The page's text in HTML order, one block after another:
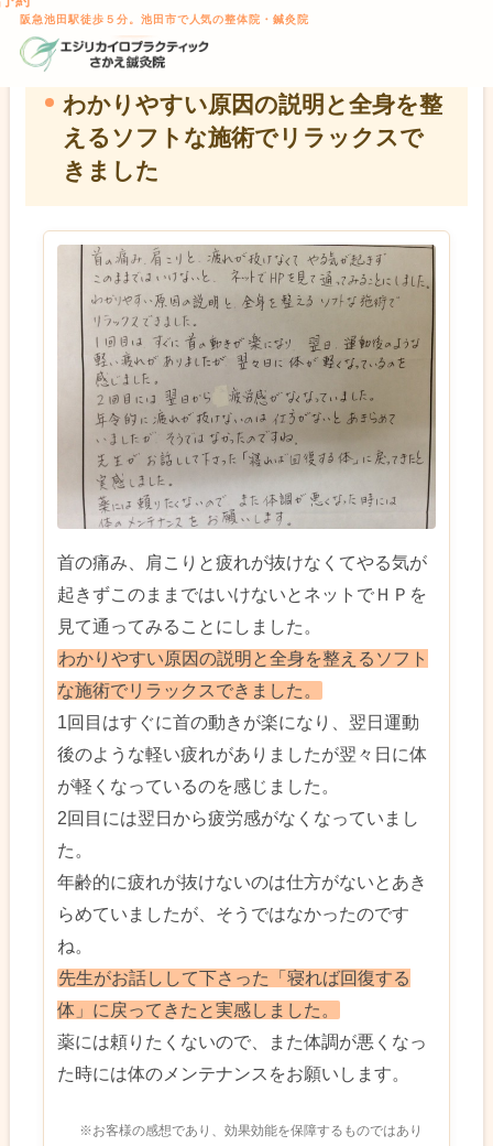
本文へスキップ
阪急池田駅徒歩５分。池田市で人気の整体院・鍼灸院
TOP
トな施術でリラックスできました
わかりやすい原因の説明と全身を整
えるソフトな施術でリラックスで
きました
首の痛み、肩こりと疲れが抜けなくてやる気が
起きずこのままではいけないとネットでＨＰを
見て通ってみることにしました。
わかりやすい原因の説明と全身を整えるソフト
な施術でリラックスできました。
1回目はすぐに首の動きが楽になり、翌日運動
後のような軽い疲れがありましたが翌々日に体
が軽くなっているのを感じました。
2回目には翌日から疲労感がなくなっていまし
た。
年齢的に疲れが抜けないのは仕方がないとあき
らめていましたが、そうではなかったのです
ね。
先生がお話しして下さった「寝れば回復する
体」に戻ってきたと実感しました。
薬には頼りたくないので、また体調が悪くなっ
た時には体のメンテナンスをお願いします。
※お客様の感想であり、効果効能を保障するものではあり